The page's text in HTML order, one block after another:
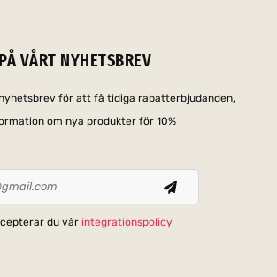
VÅRT NYHETSBREV
för att få tidiga rabatterbjudanden,
om nya produkter för 10%
du vår integrationspolicy